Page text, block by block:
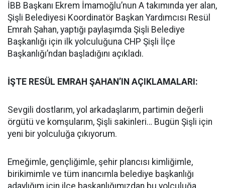
İBB Başkanı Ekrem İmamoğlu’nun A takımında yer alan,
Şişli Belediyesi Koordinatör Başkan Yardımcısı Resül
Emrah Şahan, yaptığı paylaşımda Şişli Belediye
Başkanlığı için ilk yolculuğuna CHP Şişli İlçe
Başkanlığı’ndan başladığını açıkladı.
İŞTE RESÜL EMRAH ŞAHAN’IN AÇIKLAMALARI:
Sevgili dostlarım, yol arkadaşlarım, partimin değerli
örgütü ve komşularım, Şişli sakinleri… Bugün Şişli için
yeni bir yolculuğa çıkıyorum.
Emeğimle, gençliğimle, şehir plancısı kimliğimle,
birikimimle ve tüm inancımla belediye başkanlığı
adaylığım için ilçe başkanlığımızdan bu yolculuğa